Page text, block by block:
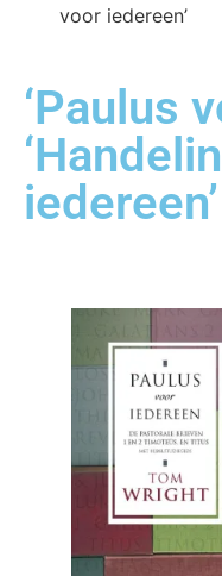
voor iedereen’
‘Paulus
iedereen’